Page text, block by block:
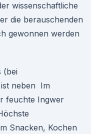
wissenschaftliche
die berauschenden
gewonnen werden
(bei
neben Im
feuchte Ingwer
Snacken, Kochen